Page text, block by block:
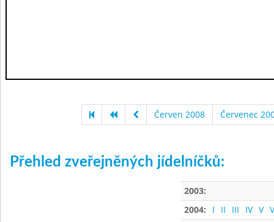
Červen 2008 Červenec
Přehled zveřejněných jídelníčků:
2003:
2004:
I II III IV V